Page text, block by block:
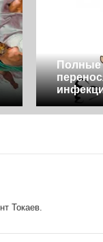
Полные
Токаев.